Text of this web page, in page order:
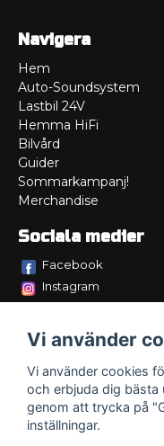
Navigera
Hem
Auto-Soundsystem
Lastbil 24V
Hemma HiFi
Bilvård
Guider
Sommarkampanj!
Merchandise
Sociala medier
Facebook
Instagram
Vi använder
Vi använder cookies
och erbjuda dig bästa
genom att trycka på
inställningar.